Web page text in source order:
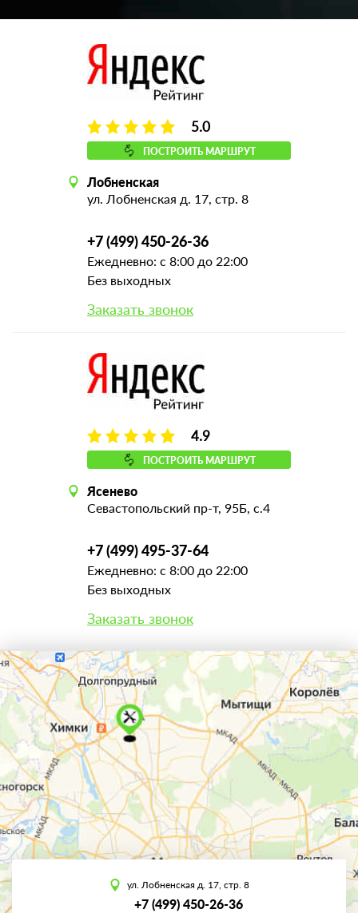
5.0
ПОСТРОИТЬ МАРШРУТ
Лобненская
ул. Лобненская д. 17, стр. 8
+7 (499) 450-26-36
Ежедневно: с 8:00 до 22:00
Без выходных
Заказать звонок
4.9
ПОСТРОИТЬ МАРШРУТ
Ясенево
Севастопольский пр-т, 95Б, с.4
+7 (499) 495-37-64
Ежедневно: с 8:00 до 22:00
Без выходных
Заказать звонок
ул. Лобненская д. 17, стр. 8
+7 (499) 450-26-36